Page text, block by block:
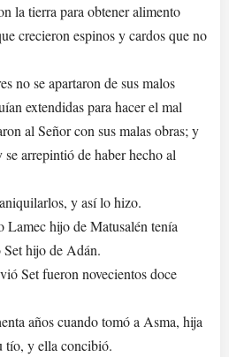
la tierra para obtener alimento
crecieron espinos y cardos que no
no se apartaron de sus malos
extendidas para hacer el mal
al Señor con sus malas obras; y
arrepintió de haber hecho al
y así lo hizo.
Lamec hijo de Matusalén tenía
Set hijo de Adán.
Set fueron novecientos doce
años cuando tomó a Asma, hija
tío, y ella concibió.